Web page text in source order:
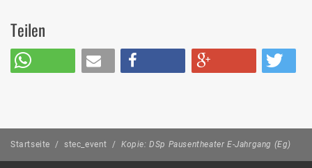
Teilen
Startseite / stec_event / Kopie: DSp Pausentheater E-Jahrgang (Eg)